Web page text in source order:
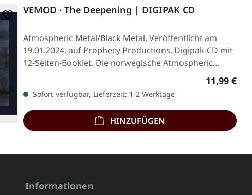
VEMOD · The Deepening | DIGIPAK CD
Atmospheric Metal/Black Metal. Veröffentlicht am
19.01.2024, auf Prophecy Productions. Digipak-CD mit
12-Seiten-Booklet. Die norwegische Atmospheric…
Regulärer
11,99 €
Sofort verfügbar, Lieferzeit: 1-2 Werktage
HINZUFÜGEN
Informationen